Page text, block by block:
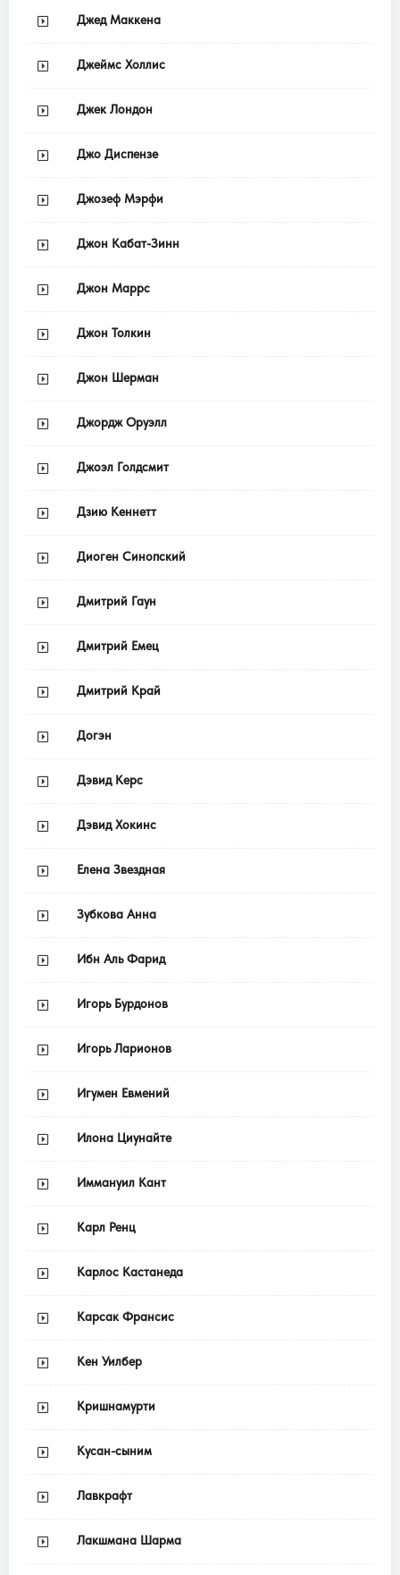
Джед Маккена
Джеймс Холлис
Джек Лондон
Джо Диспензе
Джозеф Мэрфи
Джон Кабат-Зинн
Джон Маррс
Джон Толкин
Джон Шерман
Джордж Оруэлл
Джоэл Голдсмит
Дзию Кеннетт
Диоген Синопский
Дмитрий Гаун
Дмитрий Емец
Дмитрий Край
Догэн
Дэвид Керс
Дэвид Хокинс
Елена Звездная
Зубкова Анна
Ибн Аль Фарид
Игорь Бурдонов
Игорь Ларионов
Игумен Евмений
Илона Циунайте
Иммануил Кант
Карл Ренц
Карлос Кастанеда
Карсак Франсис
Кен Уилбер
Кришнамурти
Кусан-сыним
Лавкрафт
Лакшмана Шарма